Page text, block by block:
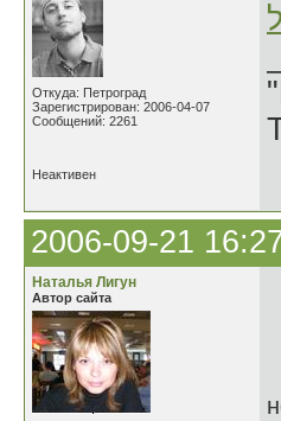
Откуда: Петроград
Зарегистрирован: 2006-04-07
Сообщений: 2261
Неактивен
2006-09-21
Наталья Лигун
Автор сайта